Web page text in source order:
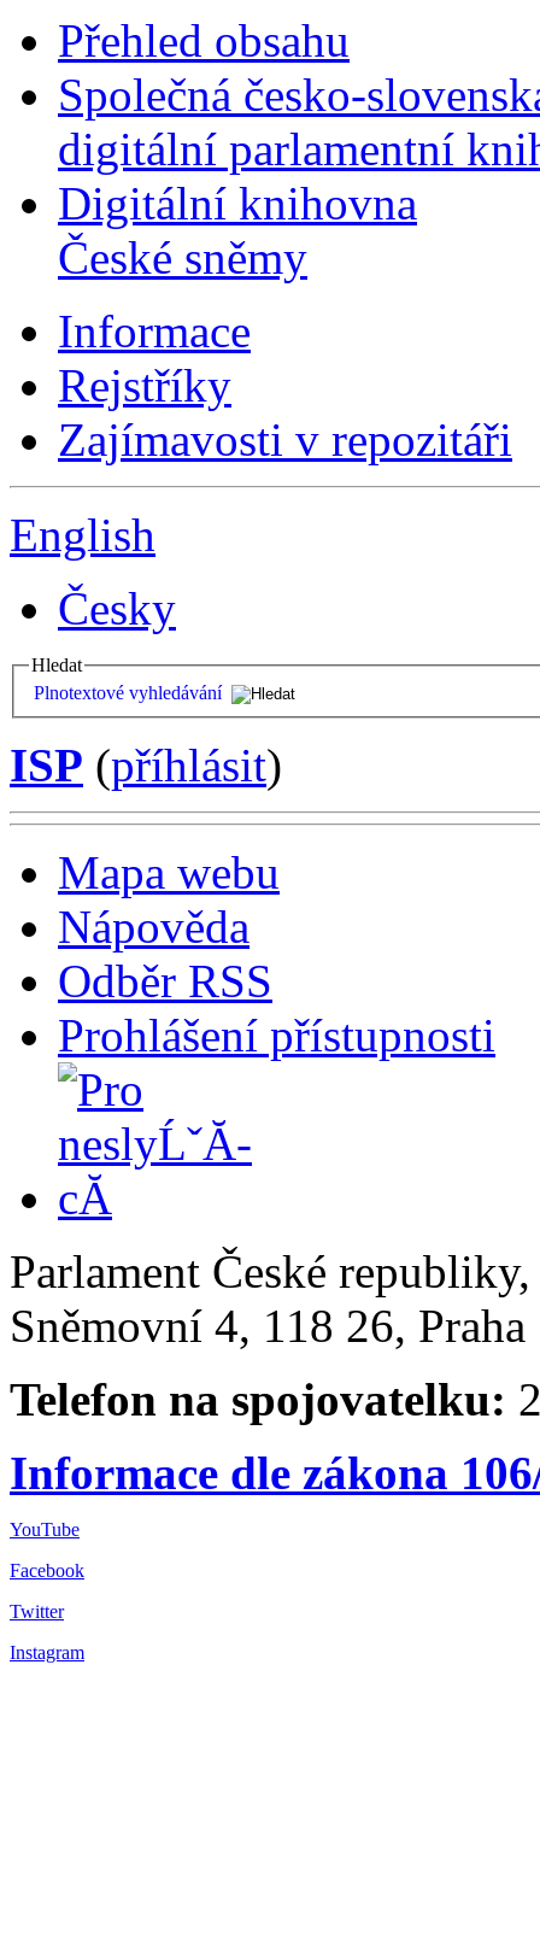
Přehled obsahu
Společná česko-
digitální parlamentní
Digitální knihovna
České sněmy
Informace
Rejstříky
Zajímavosti v repozitáři
English
Česky
Hledat
Plnotextové vyhledávání
ISP (příhlásit)
Mapa webu
Nápověda
Odběr RSS
Prohlášení přístupnosti
Parlament České
Sněmovní 4, 118 26,
Telefon na spojovatelku:
Informace dle zákona
YouTube
Facebook
Twitter
Instagram